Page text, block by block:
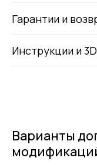
Гарантии и
Инструкции и
Варианты